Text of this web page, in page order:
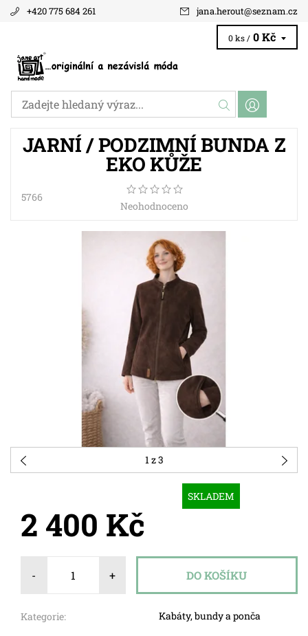
+420 775 684 261 jana.herout@seznam.cz
0 ks / 0 Kč
JARNÍ / PODZIMNÍ BUNDA Z
EKO KŮŽE
5766
Neohodnoceno
1z 3
SKLADEM
2 400 Kč
- +
Kategorie: Kabáty, bundy a ponča